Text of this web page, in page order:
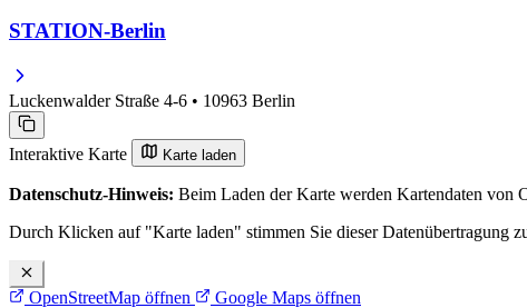
STATION-Berlin
Luckenwalder Straße 4-6 • 10963 Berlin
Interaktive Karte Karte laden
Datenschutz-Hinweis: Beim Laden der Karte werden Kartendaten von
Durch Klicken auf "Karte laden" stimmen Sie dieser Datenübertragung
OpenStreetMap öffnen
Google Maps öffnen